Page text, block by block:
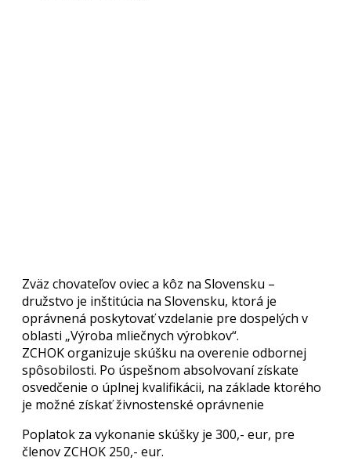
Zväz chovateľov oviec a kôz na Slovensku –
družstvo je inštitúcia na Slovensku, ktorá je
oprávnená poskytovať vzdelanie pre dospelých v
oblasti „Výroba mliečnych výrobkov“.
ZCHOK organizuje skúšku na overenie odbornej
spôsobilosti. Po úspešnom absolvovaní získate
osvedčenie o úplnej kvalifikácii, na základe ktorého
je možné získať živnostenské oprávnenie
Poplatok za vykonanie skúšky je 300,- eur, pre
členov ZCHOK 250,- eur.